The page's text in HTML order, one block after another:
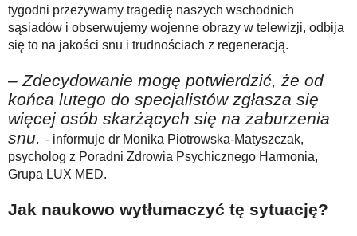
Stop samotności
Z internetem za pan brat
tygodni przeżywamy tragedię naszych wschodnich
sąsiadów i obserwujemy wojenne obrazy w telewizji, odbija
się to na jakości snu i trudnościach z regeneracją.
– Zdecydowanie mogę potwierdzić, że od
końca lutego do specjalistów zgłasza się
więcej osób skarżących się na zaburzenia
snu. - informuje dr Monika Piotrowska-Matyszczak,
psycholog z Poradni Zdrowia Psychicznego Harmonia,
Grupa LUX MED.
Jak naukowo wytłumaczyć tę sytuację?